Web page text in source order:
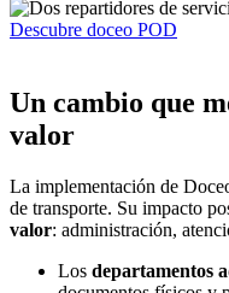
Descubre doceo POD
Un cambio que
valor
La implementación de
de transporte. Su impacto
valor: administración,
Los departamentos